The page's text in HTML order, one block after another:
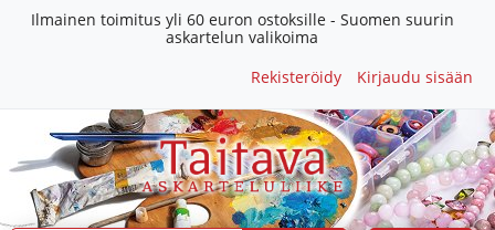
Ilmainen toimitus yli 60 euron ostoksille - Suomen suurin
askartelun valikoima
Rekisteröidy
Kirjaudu sisään